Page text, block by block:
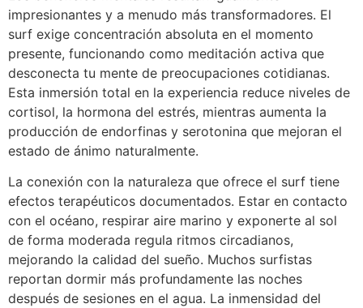
impresionantes y a menudo más transformadores. El
surf exige concentración absoluta en el momento
presente, funcionando como meditación activa que
desconecta tu mente de preocupaciones cotidianas.
Esta inmersión total en la experiencia reduce niveles de
cortisol, la hormona del estrés, mientras aumenta la
producción de endorfinas y serotonina que mejoran el
estado de ánimo naturalmente.
La conexión con la naturaleza que ofrece el surf tiene
efectos terapéuticos documentados. Estar en contacto
con el océano, respirar aire marino y exponerte al sol
de forma moderada regula ritmos circadianos,
mejorando la calidad del sueño. Muchos surfistas
reportan dormir más profundamente las noches
después de sesiones en el agua. La inmensidad del